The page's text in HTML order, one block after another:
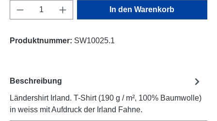
Produkt Anzahl: Gib den gewünschten
In den Warenkorb
Produktnummer: SW10025.1
Beschreibung
Ländershirt Irland. T-Shirt (190 g / m², 100% Baumwolle)
in weiss mit Aufdruck der Irland Fahne.